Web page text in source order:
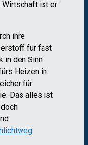
Wirtschaft ist er
ihre
für fast
in den Sinn
Heizen in
für
Das alles ist